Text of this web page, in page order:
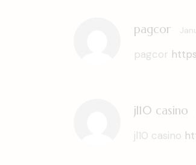
pagcor
pagcor
jl10 casino
jl10 casino